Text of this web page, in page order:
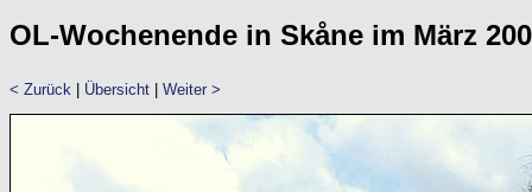
OL-Wochenende in Skåne im März
< Zurück Übersicht Weiter >